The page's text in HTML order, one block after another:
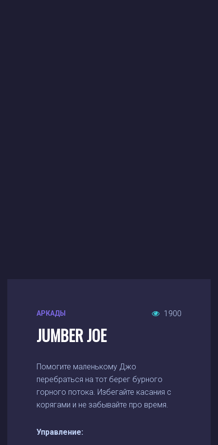
АРКАДЫ 1900
JUMBER JOE
Помогите маленькому Джо
перебраться на тот берег бурного
горного потока. Избегайте касания с
корягами и не забывайте про время.
Управление: